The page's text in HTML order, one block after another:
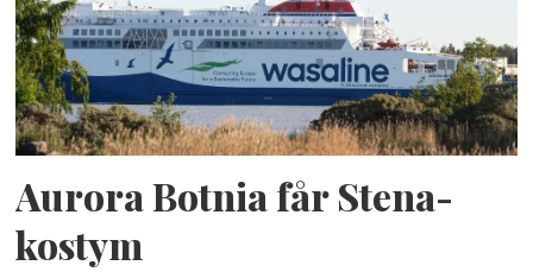
Aurora Botnia får Stena-
kostym